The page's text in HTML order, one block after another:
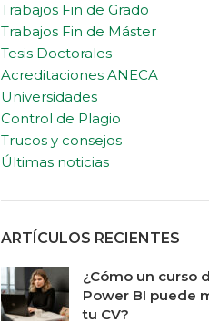
Trabajos Fin de Grado
Trabajos Fin de Máster
Tesis Doctorales
Acreditaciones ANECA
Universidades
Control de Plagio
Trucos y consejos
Últimas noticias
ARTÍCULOS RECIENTES
¿Cómo un curso
Power BI puede
tu CV?